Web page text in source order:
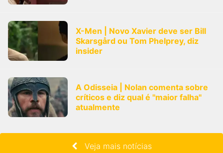
X-Men | Novo Xavier deve ser Bill
Skarsgård ou Tom Phelprey, diz
insider
A Odisseia | Nolan comenta sobre
críticos e diz qual é "maior falha"
atualmente
Veja mais notícias